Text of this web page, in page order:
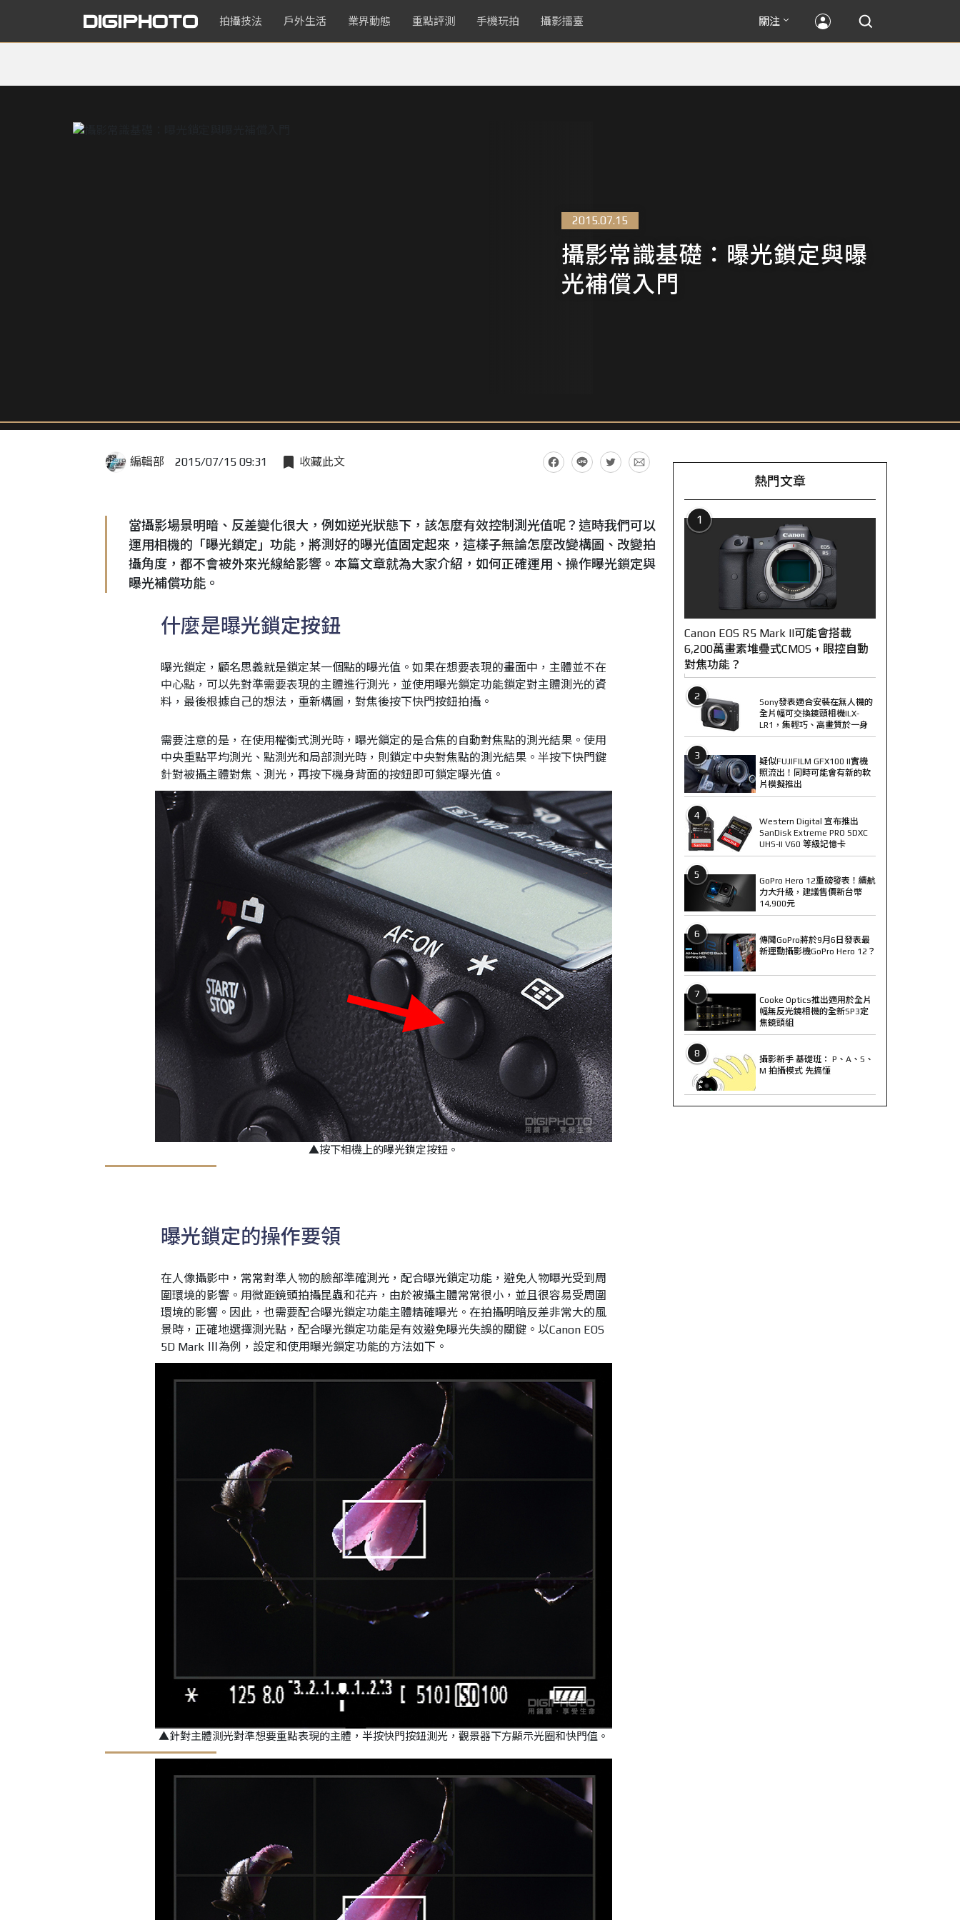
拍攝技法 戶外生活 業界動態 重點評測 手機玩拍 攝影擂臺 關注
2015.07.15
攝影常識基礎：曝光鎖定與曝
光補償入門
編輯部 2015/07/15 09:31 收藏此文
當攝影場景明暗、反差變化很大，例如逆光狀態下，該怎麼有效控制測光值呢？這時我們可以
運用相機的「曝光鎖定」功能，將測好的曝光值固定起來，這樣子無論怎麼改變構圖、改變拍
攝角度，都不會被外來光線給影響。本篇文章就為大家介紹，如何正確運用、操作曝光鎖定與
曝光補償功能。
什麼是曝光鎖定按鈕
曝光鎖定，顧名思義就是鎖定某一個點的曝光值。如果在想要表現的畫面中，主體並不在
中心點，可以先對準需要表現的主體進行測光，並使用曝光鎖定功能鎖定對主體測光的資
料，最後根據自己的想法，重新構圖，對焦後按下快門按鈕拍攝。
需要注意的是，在使用權衡式測光時，曝光鎖定的是合焦的自動對焦點的測光結果。使用
中央重點平均測光、點測光和局部測光時，則鎖定中央對焦點的測光結果。半按下快門鍵
針對被攝主體對焦、測光，再按下機身背面的按鈕即可鎖定曝光值。
▲按下相機上的曝光鎖定按鈕。
曝光鎖定的操作要領
在人像攝影中，常常對準人物的臉部準確測光，配合曝光鎖定功能，避免人物曝光受到周
圍環境的影響。用微距鏡頭拍攝昆蟲和花卉，由於被攝主體常常很小，並且很容易受周圍
環境的影響。因此，也需要配合曝光鎖定功能主體精確曝光。在拍攝明暗反差非常大的風
景時，正確地選擇測光點，配合曝光鎖定功能是有效避免曝光失誤的關鍵。以Canon EOS
5D Mark Ⅲ為例，設定和使用曝光鎖定功能的方法如下。
▲針對主體測光對準想要重點表現的主體，半按快門按鈕測光，觀景器下方顯示光圈和快門值。
熱門文章
1
Canon EOS R5 Mark II可能會搭載
6,200萬畫素堆疊式CMOS + 眼控自動
對焦功能？
2
Sony發表適合安裝在無人機的
全片幅可交換鏡頭相機ILX-
LR1，集輕巧、高畫質於一身
3
疑似FUJIFILM GFX100 II實機
照流出！同時可能會有新的軟
片模擬推出
4
Western Digital 宣布推出
SanDisk Extreme PRO SDXC
UHS-II V60 等級記憶卡
5
GoPro Hero 12重磅發表！續航
力大升級，建議售價新台幣
14,900元
6
傳聞GoPro將於9月6日發表最
新運動攝影機GoPro Hero 12？
7
Cooke Optics推出適用於全片
幅無反光鏡相機的全新SP3定
焦鏡頭組
8
攝影新手 基礎班： P、A、S、
M 拍攝模式 先搞懂